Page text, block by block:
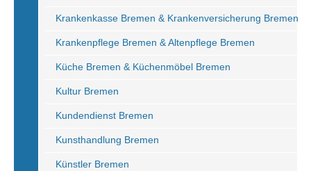
Krankenkasse Bremen & Krankenversicherung Bremen
Krankenpflege Bremen & Altenpflege Bremen
Küche Bremen & Küchenmöbel Bremen
Kultur Bremen
Kundendienst Bremen
Kunsthandlung Bremen
Künstler Bremen